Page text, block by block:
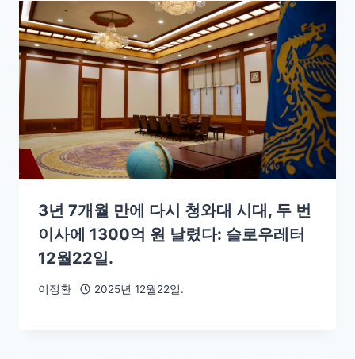
3년 7개월 만에 다시 청와대 시대, 두 번
이사에 1300억 원 날렸다: 슬로우레터
12월22일.
이정환 2025년 12월22일.